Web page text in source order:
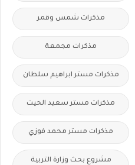
مذكرات شمس وقمر
مذكرات مجمعة
مذكرات مستر ابراهيم سلطان
مذكرات مستر سعيد الحيت
مذكرات مستر محمد فوزي
مشروع بحث وزارة التربية